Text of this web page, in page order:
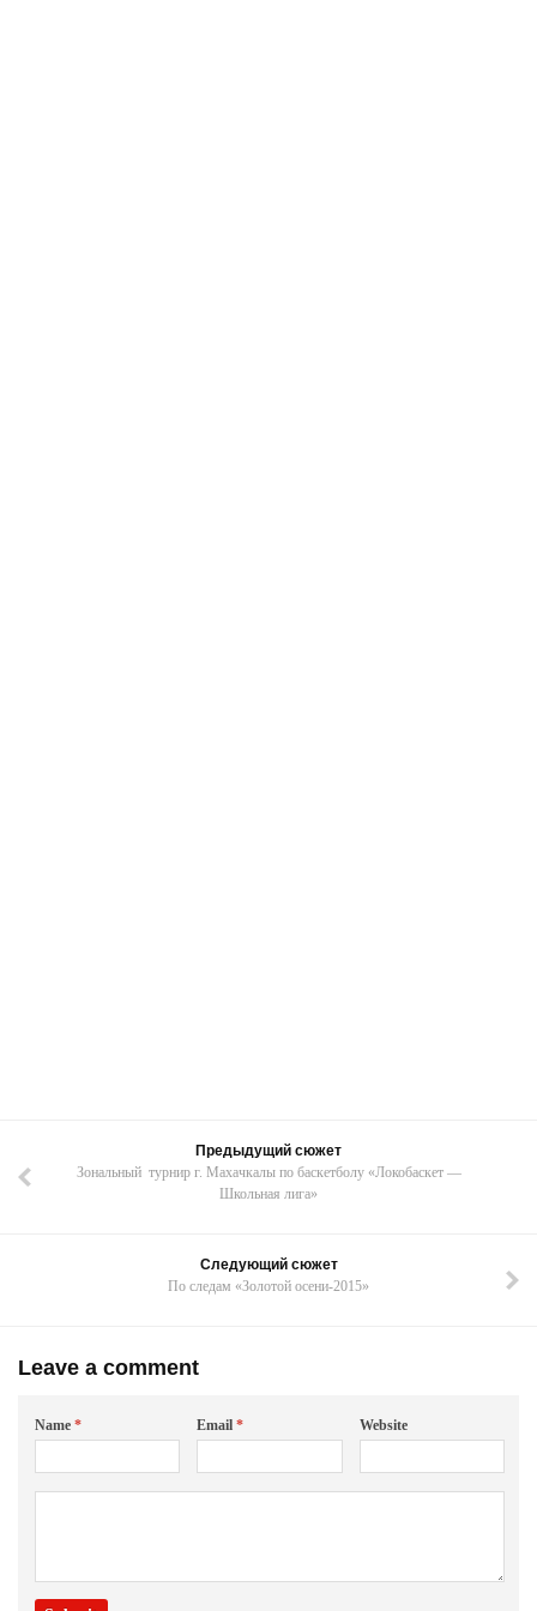
Предыдущий сюжет
Зональный турнир г. Махачкалы по баскетболу «Локобаскет —
Школьная лига»
Следующий сюжет
По следам «Золотой осени-2015»
Leave a comment
Name * Email* Website